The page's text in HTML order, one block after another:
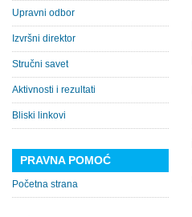
Upravni odbor
Izvršni direktor
Stručni savet
Aktivnosti i rezultati
Bliski linkovi
PRAVNA POMOĆ
Početna strana